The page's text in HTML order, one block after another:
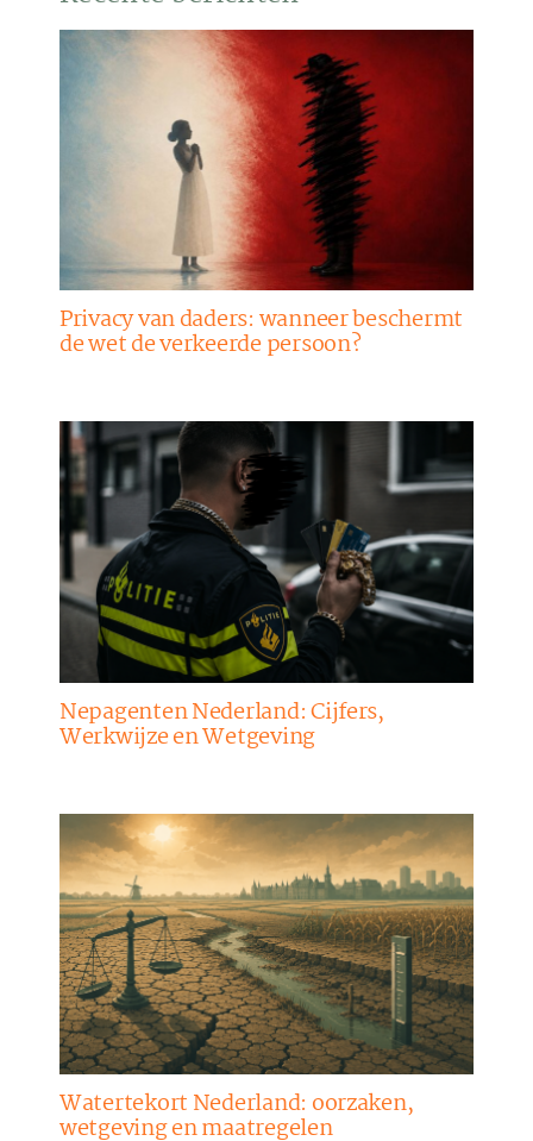
Privacy van daders: wanneer beschermt
de wet de verkeerde persoon?
Nepagenten Nederland: Cijfers,
Werkwijze en Wetgeving
Watertekort Nederland: oorzaken,
wetgeving en maatregelen